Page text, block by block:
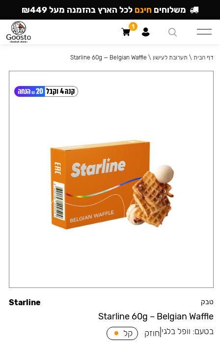
טבק
Starline 60g – Belgian Waffle
Starline
בטעם: וופל בלגי חוזק קל
דף הבית \ תערובת לעישון \
Starline 60g — Belgian Waffle
משלוחים חינם לכל הארץ בהזמנה מעל ₪449
1